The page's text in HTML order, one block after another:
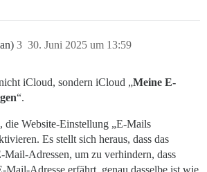
30. Juni 2025 um 13:59
3
iCloud, sondern iCloud „Meine E-
“.
die Website-Einstellung „E-Mails
Es stellt sich heraus, dass das
Mail-Adressen, um zu verhindern, dass
Mail-Adresse erfährt, genau dasselbe ist wie